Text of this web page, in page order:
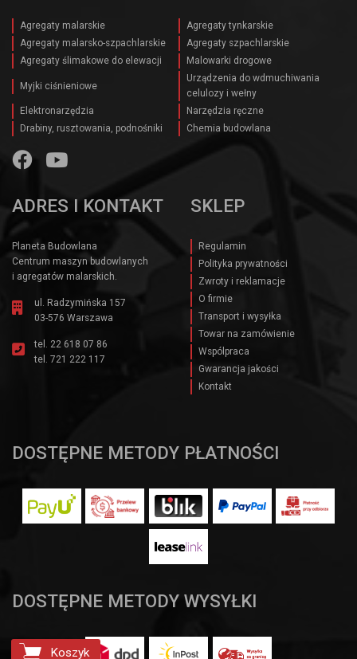
Agregaty malarskie
Agregaty tynkarskie
Agregaty malarsko-szpachlarskie
Agregaty szpachlarskie
Agregaty ślimakowe do elewacji
Malowarki drogowe
Myjki ciśnieniowe
Urządzenia do wdmuchiwania
celulozy i wełny
Elektronarzędzia
Narzędzia ręczne
Drabiny, rusztowania, podnośniki
Chemia budowlana
ADRES I KONTAKT
Planeta Budowlana
Centrum maszyn budowlanych
i agregatów malarskich.
ul. Radzymińska 157
03-576 Warszawa
tel. 22 618 07 86
tel. 721 222 117
SKLEP
Regulamin
Polityka prywatności
Zwroty i reklamacje
O firmie
Transport i wysyłka
Towar na zamówienie
Wspólpraca
Gwarancja jakości
Kontakt
DOSTĘPNE METODY PŁATNOŚCI
DOSTĘPNE METODY WYSYŁKI
Koszyk